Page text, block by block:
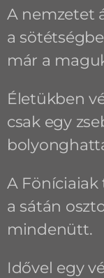
A nemzetet
a
már a
Életükben
csak egy
A
a sátán
mindenütt.
Idővel egy